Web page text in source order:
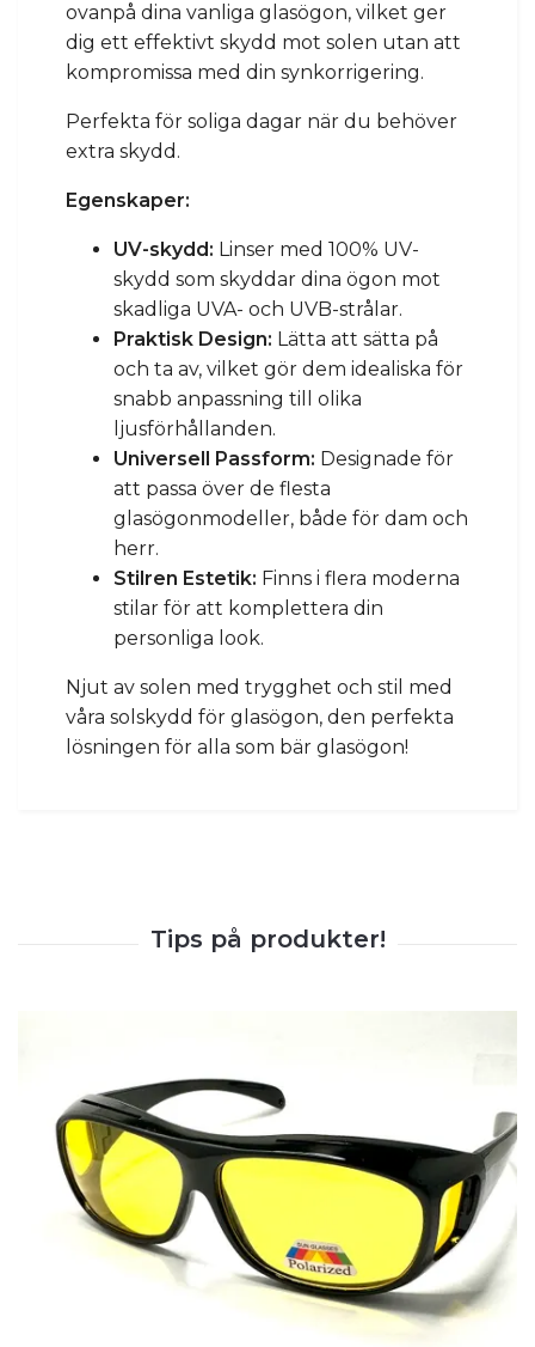
ovanpå dina vanliga glasögon, vilket ger
dig ett effektivt skydd mot solen utan att
kompromissa med din synkorrigering.
Perfekta för soliga dagar när du behöver
extra skydd.
Egenskaper:
UV-skydd: Linser med 100% UV-
skydd som skyddar dina ögon mot
skadliga UVA- och UVB-strålar.
Praktisk Design: Lätta att sätta på
och ta av, vilket gör dem idealiska för
snabb anpassning till olika
ljusförhållanden.
Universell Passform: Designade för
att passa över de flesta
glasögonmodeller, både för dam och
herr.
Stilren Estetik: Finns i flera moderna
stilar för att komplettera din
personliga look.
Njut av solen med trygghet och stil med
våra solskydd för glasögon, den perfekta
lösningen för alla som bär glasögon!